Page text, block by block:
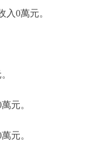
0萬元。
元。
元。